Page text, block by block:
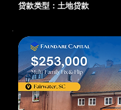
贷款类型：土地贷款